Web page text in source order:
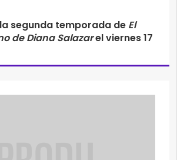
segunda temporada de El
de Diana Salazarel viernes 17